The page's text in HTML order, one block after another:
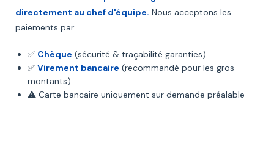
directement au chef d'équipe. Nous acceptons les
paiements par:
✅ Chèque (sécurité & traçabilité garanties)
✅ Virement bancaire (recommandé pour les gros
montants)
⚠️ Carte bancaire uniquement sur demande préalable